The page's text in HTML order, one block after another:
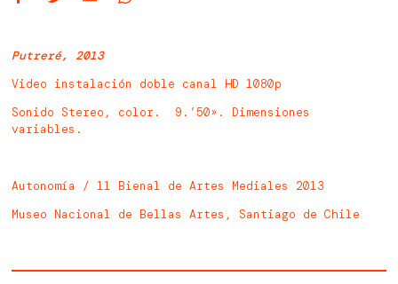
Putreré, 2013
Video instalación doble canal HD 1080p
Sonido Stereo, color. 9.’50». Dimensiones
variables.
Autonomía / 11 Bienal de Artes Mediales 2013
Museo Nacional de Bellas Artes, Santiago de Chile